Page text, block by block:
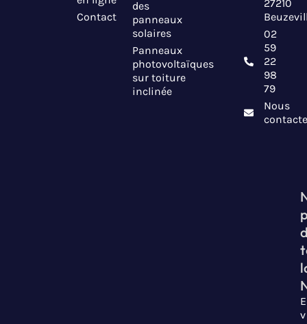
Contact
des
panneaux
solaires
Panneaux
photovoltaïques
sur toiture
inclinée
27210
02
59
22
98
79
Nous
E
v